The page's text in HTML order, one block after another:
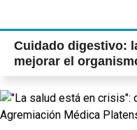
Cuidado digestivo:
mejorar el